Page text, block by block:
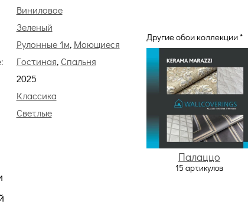
Виниловое
Зеленый
Рулонные 1м, Моющиеся
Гостиная, Спальня
2025
Классика
Светлые
Другие обои коллекции *
Палаццо
15 артикулов